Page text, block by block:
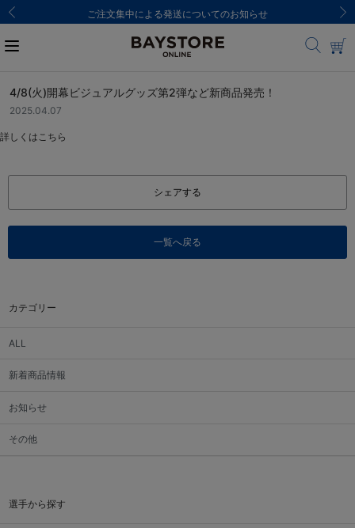
ご注文集中による発送についてのお知らせ
カテゴリー
ALL
新着商品情報
お知らせ
その他
選手から探す
4/8(火)開幕ビジュアルグッズ第2弾など新商品発売！
2025.04.07
詳しくはこちら
シェアする
一覧へ戻る